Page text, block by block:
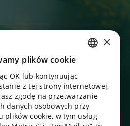
wygodniejsze!
dostawa, wygodny czat z
aplikację
UKRAINIAN
PORTUGUESE
×
plików cookie
OK lub kontynuując
z tej strony internetowej,
zgodę na przetwarzanie
danych osobowych przy
plików cookie, w tym usług